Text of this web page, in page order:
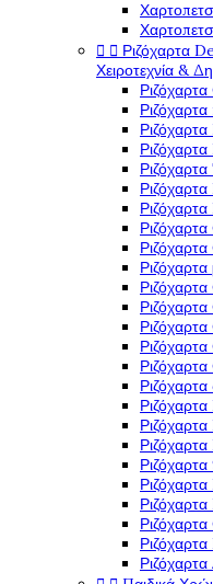
  Ριζόχαρτα
Χειροτεχνία &